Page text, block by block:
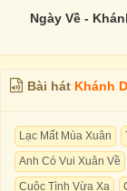
Ngày Về -
Bài hát Khánh
Lạc Mất Mùa Xuân
Anh Có Vui Xuân Về
Cuộc Tình Vừa Xa